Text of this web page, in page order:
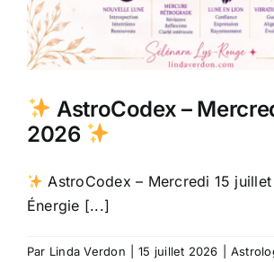
AstroCodex –
2026
AstroCodex – Mercredi 15
Énergie [...]
Par Linda Verdon 15 juillet 2026